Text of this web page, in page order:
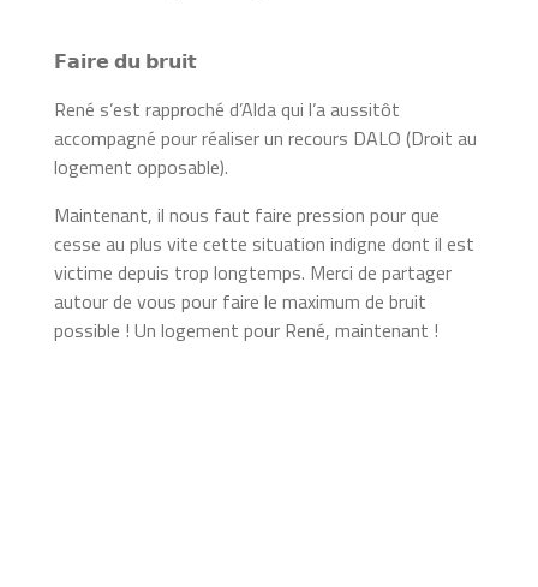
𝗙𝗮𝗶𝗿𝗲 𝗱𝘂 𝗯𝗿𝘂𝗶𝘁
René s’est rapproché d’Alda qui l’a aussitôt
accompagné pour réaliser un recours DALO (Droit au
logement opposable).
Maintenant, il nous faut faire pression pour que
cesse au plus vite cette situation indigne dont il est
victime depuis trop longtemps. Merci de partager
autour de vous pour faire le maximum de bruit
possible ! Un logement pour René, maintenant !